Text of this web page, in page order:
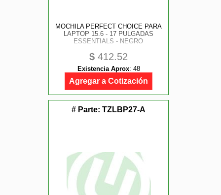
MOCHILA PERFECT CHOICE PARA
LAPTOP 15.6 - 17 PULGADAS
ESSENTIALS - NEGRO
$ 412.52
Existencia Aprox: 48
Agregar a Cotización
# Parte: TZLBP27-A